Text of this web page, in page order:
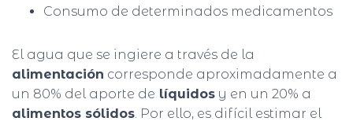
Consumo de determinados medicamentos
El agua que se ingiere a través de la
alimentación corresponde aproximadamente a
un 80% del aporte de líquidos y en un 20% a
alimentos sólidos. Por ello, es difícil estimar el